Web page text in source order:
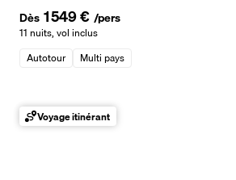
Dès 1 549 € /pers
11 nuits, vol inclus
Autotour
Multi pays
Voyage itinérant